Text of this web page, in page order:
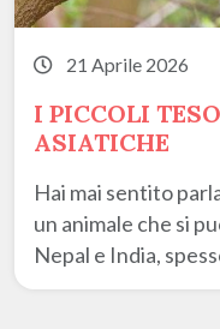
21 Aprile 2026
I PICCOLI
ASIATICHE
Hai mai sentito
un animale che si
Nepal e India,